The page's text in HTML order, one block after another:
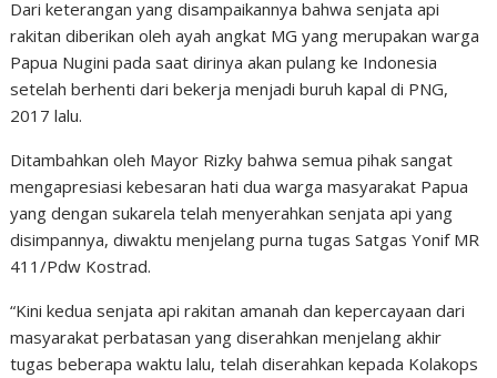
Dari keterangan yang disampaikannya bahwa senjata api
rakitan diberikan oleh ayah angkat MG yang merupakan warga
Papua Nugini pada saat dirinya akan pulang ke Indonesia
setelah berhenti dari bekerja menjadi buruh kapal di PNG,
2017 lalu.
Ditambahkan oleh Mayor Rizky bahwa semua pihak sangat
mengapresiasi kebesaran hati dua warga masyarakat Papua
yang dengan sukarela telah menyerahkan senjata api yang
disimpannya, diwaktu menjelang purna tugas Satgas Yonif MR
411/Pdw Kostrad.
“Kini kedua senjata api rakitan amanah dan kepercayaan dari
masyarakat perbatasan yang diserahkan menjelang akhir
tugas beberapa waktu lalu, telah diserahkan kepada Kolakops